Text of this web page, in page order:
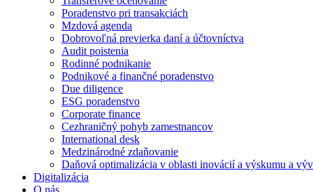
Poradenstvo pri transakciách
Mzdová agenda
Dobrovoľná previerka daní a účtovníctva
Audit poistenia
Rodinné podnikanie
Podnikové a finančné poradenstvo
Due diligence
ESG poradenstvo
Corporate finance
Cezhraničný pohyb zamestnancov
International desk
Medzinárodné zdaňovanie
Daňová optimalizácia v oblasti inovácií a výskumu a
Digitalizácia
O nás